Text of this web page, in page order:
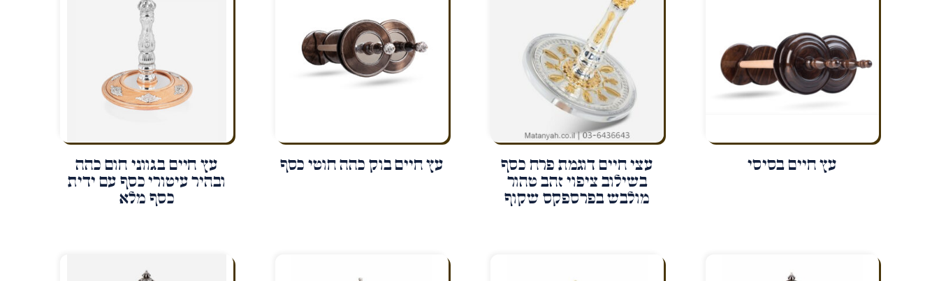
עץ חיים בסיסי
עצי חיים דוגמת פרח כסף
בשילוב ציפוי זהב טהור
מולבש בפרספקס שקוף
עץ חיים בוק כהה חוטי כסף
עץ חיים בגווני חום כהה
ובהיר עיטורי כסף עם ידית
כסף מלא